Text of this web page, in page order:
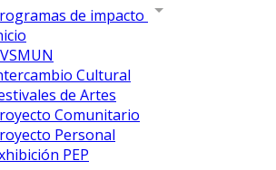
de impacto
Cultural
de Artes
Comunitario
Personal
PEP